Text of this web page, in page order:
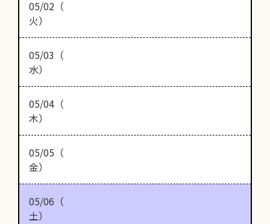
05/02（
火）
05/03（
水）
05/04（
木）
05/05（
金）
05/06（
土）